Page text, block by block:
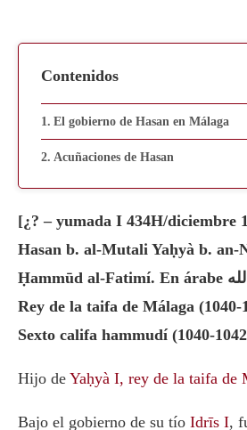
Contenidos
El gobierno de Hasan en Málaga
Acuñaciones de Hasan
[¿? – yumada I 434H/diciembre
Hasan b. al-Mutali Yaḥyà b. an-
Rey de la taifa de Málaga (1040-
Sexto califa hammudí (1040-
Hijo de Yaḥyà I, rey de la taifa de
Bajo el gobierno de su tío Idrīs I,